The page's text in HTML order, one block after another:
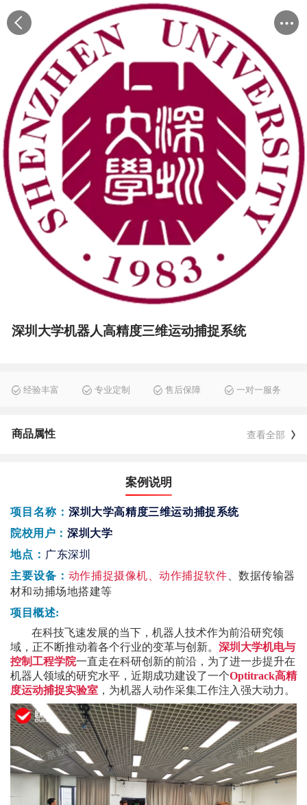
深圳大学机器人高精度三维运动捕捉系统
经验丰富 专业定制 售后保障 一对一服务
商品属性 查看全部
案例说明
项目名称： 深圳大学高精度三维运动捕捉系统
院校用户： 深圳大学
地点： 广东深圳
主要设备： 动作捕捉摄像机、动作捕捉软件、数据传输器
材和动捕场地搭建等
项目概述:
在科技飞速发展的当下，机器人技术作为前沿研究领
域，正不断推动着各个行业的变革与创新。 深圳大学机电与
控制工程学院一直走在科研创新的前沿，为了进一步提升在
机器人领域的研究水平，近期成功建设了一个Optitrack高精
度运动捕捉实验室，为机器人动作采集工作注入强大动力。